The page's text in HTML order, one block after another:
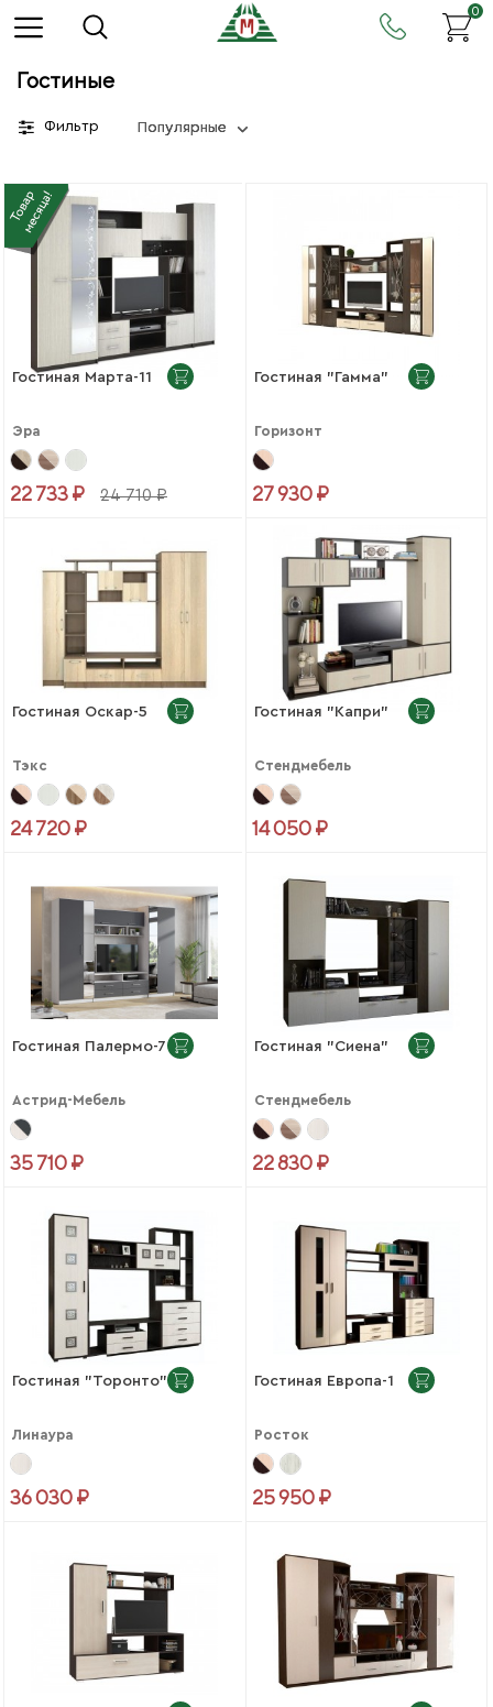
0
Гостиные
Фильтр Популярные
Гостиная Марта-11
Эра
22 733 ₽ 24 710 ₽
Гостиная "Гамма"
Горизонт
27 930 ₽
Гостиная Оскар-5
Тэкс
24 720 ₽
Гостиная "Капри"
Стендмебель
14 050 ₽
Гостиная Палермо-7
Астрид-Мебель
35 710 ₽
Гостиная "Сиена"
Стендмебель
22 830 ₽
Гостиная "Торонто"
Линаура
36 030 ₽
Гостиная Европа-1
Росток
25 950 ₽